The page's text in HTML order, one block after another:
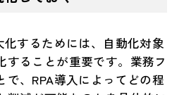
化するためには、自動化対象
することが重要です。業務フ
で、RPA導入によってどの程